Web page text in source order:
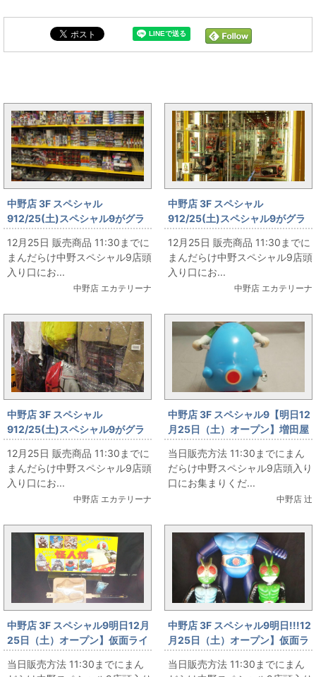
中野店 3F スペシャル
912/25(土)スペシャル9がグラ
ンドオープン‼ その58
12月25日 販売商品 11:30までに
まんだらけ中野スペシャル9店頭
入り口にお...
中野店 エカテリーナ
中野店 3F スペシャル
912/25(土)スペシャル9がグラ
ンドオープン‼ その57
12月25日 販売商品 11:30までに
まんだらけ中野スペシャル9店頭
入り口にお...
中野店 エカテリーナ
中野店 3F スペシャル
912/25(土)スペシャル9がグラ
ンドオープン‼ その56
12月25日 販売商品 11:30までに
まんだらけ中野スペシャル9店頭
入り口にお...
中野店 エカテリーナ
中野店 3F スペシャル9【明日12
月25日（土）オープン】増田屋
ゼンマイ 仮面ライダーV3三輪車
当日販売方法 11:30までにまん
だらけ中野スペシャル9店頭入り
口にお集まりくだ...
中野店 辻
中野店 3F スペシャル9明日12月
25日（土）オープン】仮面ライ
ダー専門店スペシャル９ 怪人焼
～怪人をおいしくたべちゃおう
当日販売方法 11:30までにまん
中野店 3F スペシャル9明日!!!12
月25日（土）オープン】仮面ラ
イダー専門店スペシャル９ ポリ
人形 仮面ライダー＆バンダイ 1
当日販売方法 11:30までにまん